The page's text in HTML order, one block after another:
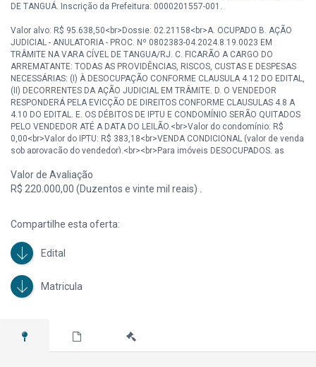
DE TANGUÁ. Inscrição da Prefeitura: 0000201557-001.
Valor alvo: R$ 95.638,50<br>Dossie: 02.21158<br>A. OCUPADO B. AÇÃO
JUDICIAL - ANULATORIA - PROC. Nº 0802383-04.2024.8.19.0023 EM
TRÂMITE NA VARA CÍVEL DE TANGUA/RJ. C. FICARÃO A CARGO DO
ARREMATANTE: TODAS AS PROVIDÊNCIAS, RISCOS, CUSTAS E DESPESAS
NECESSÁRIAS: (I) À DESOCUPAÇÃO CONFORME CLAUSULA 4.12 DO EDITAL,
(II) DECORRENTES DA AÇÃO JUDICIAL EM TRÂMITE. D. O VENDEDOR
RESPONDERÁ PELA EVICÇÃO DE DIREITOS CONFORME CLAUSULAS 4.8 A
4.10 DO EDITAL. E. OS DÉBITOS DE IPTU E CONDOMÍNIO SERÃO QUITADOS
PELO VENDEDOR ATÉ A DATA DO LEILÃO.<br>Valor do condomínio: R$
0,00<br>Valor do IPTU: R$ 383,18<br>VENDA CONDICIONAL (valor de venda
sob aprovação do vendedor).<br><br>Para imóveis DESOCUPADOS, as
3149-4600.
Valor de Avaliação
R$ 220.000,00 (Duzentos e vinte mil reais) .
Compartilhe esta oferta:
Edital
Matricula